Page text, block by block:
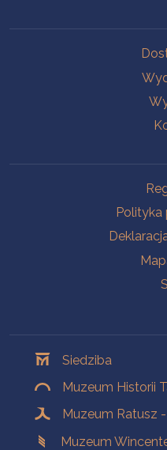
Polityka
Siedziba
Muzeum Historii
Muzeum Ratusz
Muzeum